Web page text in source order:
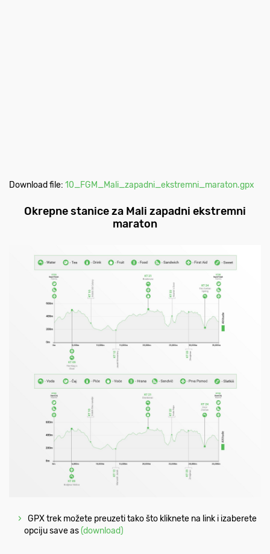
Download file: 10_FGM_Mali_zapadni_ekstremni_maraton.gpx
Okrepne stanice za Mali zapadni ekstremni
maraton
GPX trek možete preuzeti tako što kliknete na link i izaberete
opciju save as(download)